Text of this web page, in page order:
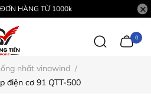
ĐƠN HÀNG TỪ 1000k
0
nhất vinawind /
điện cơ 91 QTT-500